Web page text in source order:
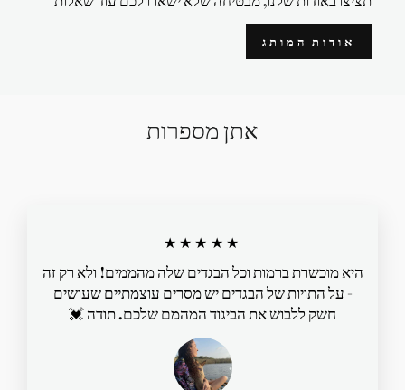
אודות המותג
אתן מספרות
★★★★★
היא מוכשרת ברמות וכל הבגדים שלה מהממים! ולא רק זה
- על התויות של הבגדים יש מסרים עוצמתיים שעושים
חשק ללבוש את הביגוד המהמם שלכם. תודה 💓